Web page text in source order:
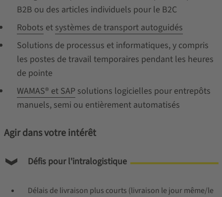
B2B ou des articles individuels pour le B2C
Robots et systèmes de transport autoguidés
Solutions de processus et informatiques, y compris
les postes de travail temporaires pendant les heures
de pointe
WAMAS® et SAPsolutions logicielles pour entrepôts
manuels, semi ou entièrement automatisés
Agir dans votre intérêt
Défis pour l'intralogistique
Délais de livraison plus courts (livraison le jour même/le